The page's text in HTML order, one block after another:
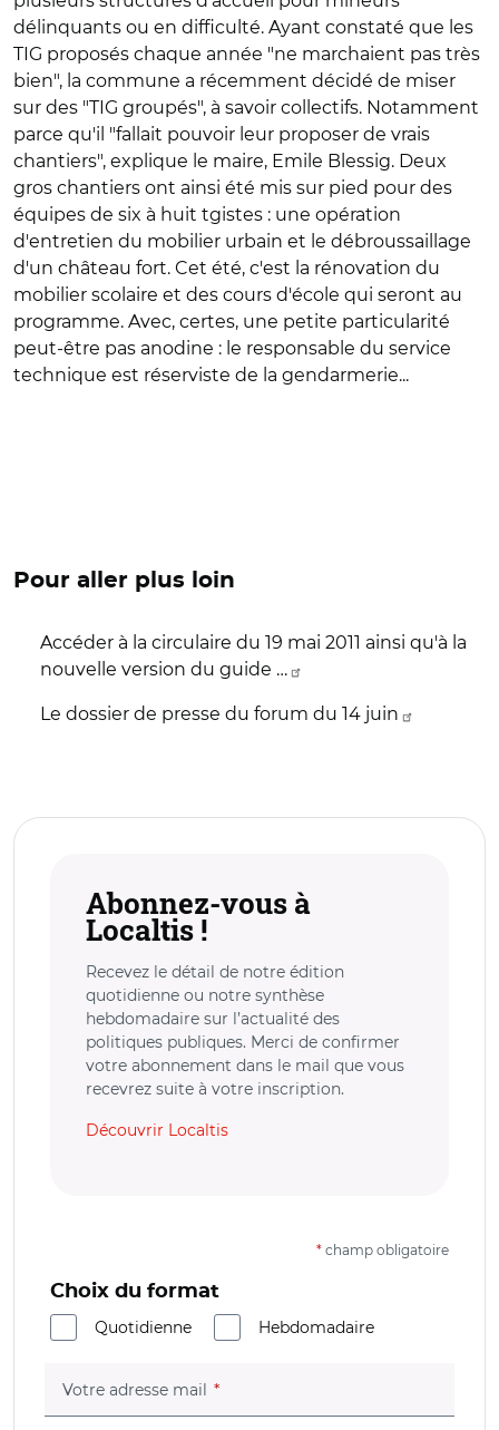
délinquants ou en difficulté. Ayant constaté que les
TIG proposés chaque année "ne marchaient pas très
bien", la commune a récemment décidé de miser
sur des "TIG groupés", à savoir collectifs. Notamment
parce qu'il "fallait pouvoir leur proposer de vrais
chantiers", explique le maire, Emile Blessig. Deux
gros chantiers ont ainsi été mis sur pied pour des
équipes de six à huit tgistes : une opération
d'entretien du mobilier urbain et le débroussaillage
d'un château fort. Cet été, c'est la rénovation du
mobilier scolaire et des cours d'école qui seront au
programme. Avec, certes, une petite particularité
peut-être pas anodine : le responsable du service
technique est réserviste de la gendarmerie...
Pour aller plus loin
Accéder à la circulaire du 19 mai 2011 ainsi qu'à la
nouvelle version du guide …
Le dossier de presse du forum du 14 juin
Abonnez-vous à
Localtis !
Recevez le détail de notre édition
quotidienne ou notre synthèse
hebdomadaire sur l’actualité des
politiques publiques. Merci de confirmer
votre abonnement dans le mail que vous
recevrez suite à votre inscription.
Découvrir Localtis
* champ obligatoire
Choix du format
Quotidienne
Hebdomadaire
Votre adresse mail (champ obligatoire)